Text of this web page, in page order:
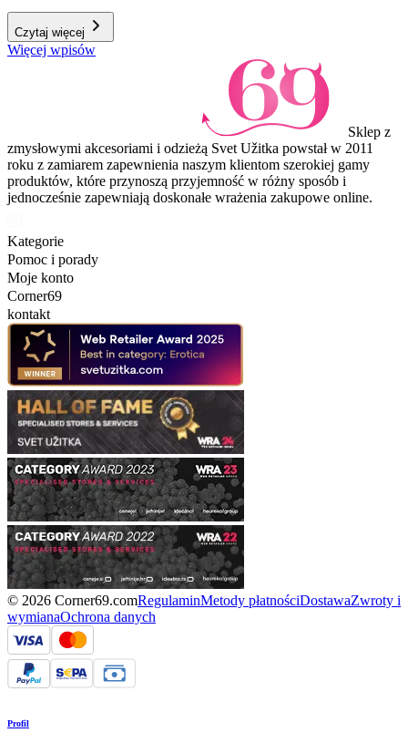
Czytaj więcej
Więcej wpisów
Sklep z
zmysłowymi akcesoriami i odzieżą Svet Užitka powstał w 2011
roku z zamiarem zapewnienia naszym klientom szerokiej gamy
produktów, które przynoszą przyjemność w różny sposób i
jednocześnie zapewniają doskonałe wrażenia zakupowe online.
Kategorie
Pomoc i porady
Moje konto
Corner69
kontakt
© 2026 Corner69.comRegulaminMetody płatnościDostawaZwroty i
wymianaOchrona danych
Profil